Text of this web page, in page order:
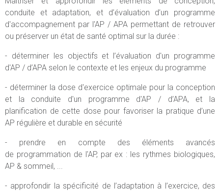
conduite et adaptation, et d’évaluation d’un programme
d'accompagnement par l'AP / APA permettant de retrouver
ou préserver un état de santé optimal sur la durée :
- déterminer les objectifs et l’évaluation d'un programme
d'AP / d’APA selon le contexte et les enjeux du programme
- déterminer la dose d'exercice optimale pour la conception
et la conduite d'un programme d'AP / d’APA, et la
planification de cette dose pour favoriser la pratique d’une
AP régulière et durable en sécurité
- prendre en compte des éléments avancés
de programmation de l'AP, par ex : les rythmes biologiques,
AP & sommeil, ...
- approfondir la spécificité de l’adaptation à l’exercice, des